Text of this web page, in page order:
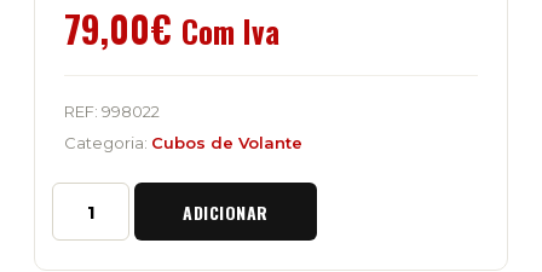
79,00€ Com Iva
REF: 998022
Categoria: Cubos de Volante
Quantidade
Cubo
ADICIONAR